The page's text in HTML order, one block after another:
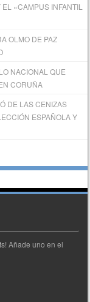
«CAMPUS INFANTIL
OLMO DE PAZ
NACIONAL QUE
CORUÑA
DE LAS CENIZAS
ESPAÑOLA Y
Añade uno en el